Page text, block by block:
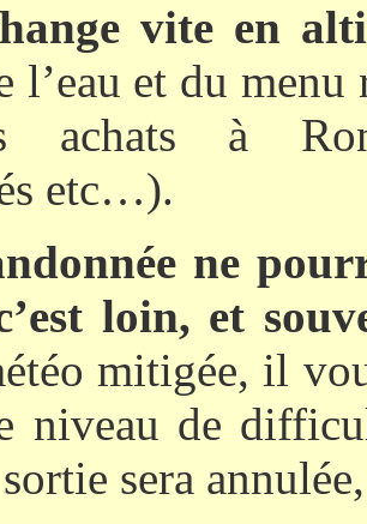
vite en
l’eau et du
achats à
etc…).
ne
loin, et
mitigée, il
niveau de
sera